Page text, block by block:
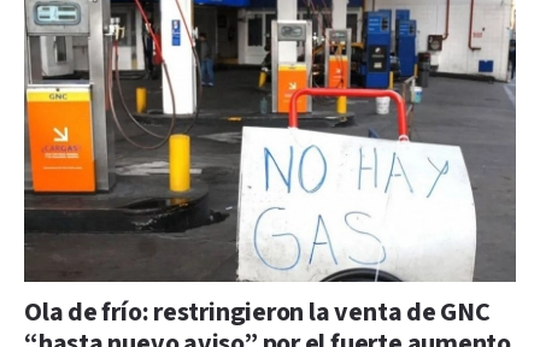
Ola de frío: restringieron la venta de GNC